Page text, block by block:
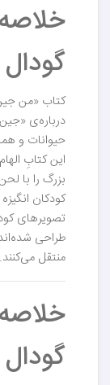
کتاب «من
درباره‌ی
حیوانات و
این کتابِ
بزرگ را با
کودکان
تصویرهای
طراحی
منتقل می‌کنند.